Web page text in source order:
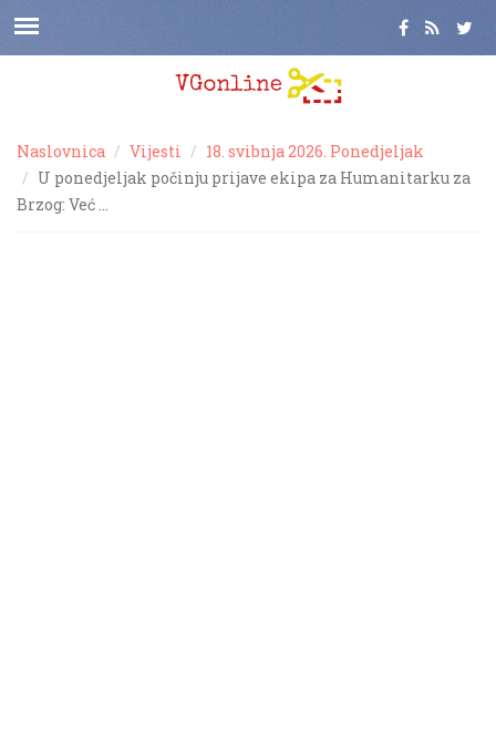
Naslovnica Vijesti
18. svibnja 2026. Ponedjeljak
U ponedjeljak počinju prijave ekipa za Humanitarku za
Brzog: Već …